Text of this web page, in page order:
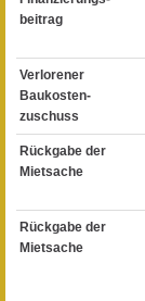
beitrag
Verlorener
Baukosten-
zuschuss
Rückgabe der
Mietsache
Rückgabe der
Mietsache